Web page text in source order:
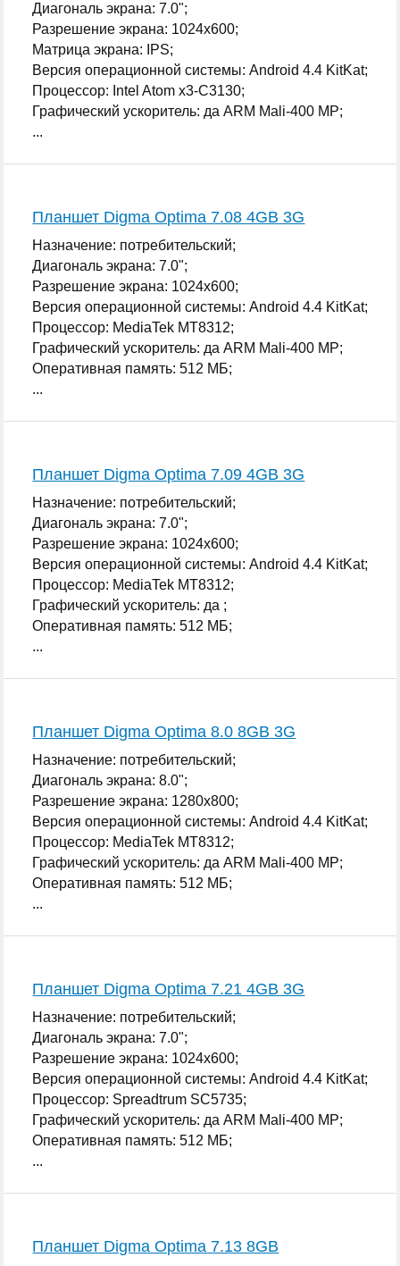
Диагональ экрана: 7.0";
Разрешение экрана: 1024x600;
Матрица экрана: IPS;
Версия операционной системы: Android 4.4 KitKat;
Процессор: Intel Atom x3-С3130;
Графический ускоритель: да ARM Mali-400 MP;
...
Планшет Digma Optima 7.08 4GB 3G
Назначение: потребительский;
Диагональ экрана: 7.0";
Разрешение экрана: 1024x600;
Версия операционной системы: Android 4.4 KitKat;
Процессор: MediaTek MT8312;
Графический ускоритель: да ARM Mali-400 MP;
Оперативная память: 512 МБ;
...
Планшет Digma Optima 7.09 4GB 3G
Назначение: потребительский;
Диагональ экрана: 7.0";
Разрешение экрана: 1024x600;
Версия операционной системы: Android 4.4 KitKat;
Процессор: MediaTek MT8312;
Графический ускоритель: да ;
Оперативная память: 512 МБ;
...
Планшет Digma Optima 8.0 8GB 3G
Назначение: потребительский;
Диагональ экрана: 8.0";
Разрешение экрана: 1280x800;
Версия операционной системы: Android 4.4 KitKat;
Процессор: MediaTek MT8312;
Графический ускоритель: да ARM Mali-400 MP;
Оперативная память: 512 МБ;
...
Планшет Digma Optima 7.21 4GB 3G
Назначение: потребительский;
Диагональ экрана: 7.0";
Разрешение экрана: 1024x600;
Версия операционной системы: Android 4.4 KitKat;
Процессор: Spreadtrum SC5735;
Графический ускоритель: да ARM Mali-400 MP;
Оперативная память: 512 МБ;
...
Планшет Digma Optima 7.13 8GB